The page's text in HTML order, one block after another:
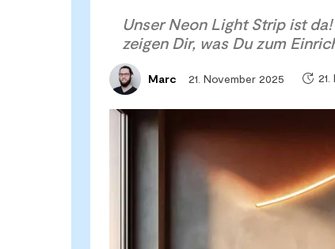
Unser Neon Light Strip ist
zeigen Dir, was Du zum
Marc 21. November 2025